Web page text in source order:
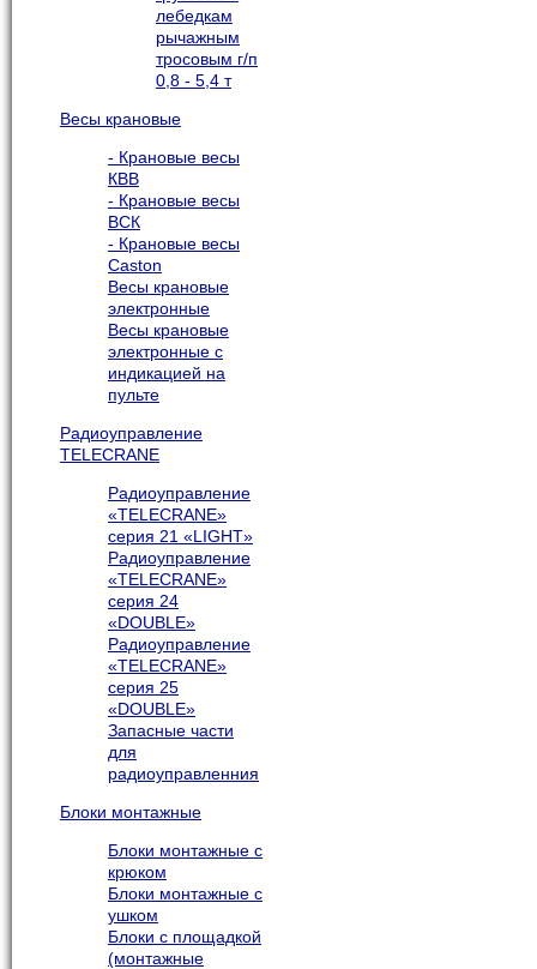
лебедкам
рычажным
тросовым г/п
0,8 - 5,4 т
Весы крановые
- Крановые весы
КВВ
- Крановые весы
ВСК
- Крановые весы
Caston
Весы крановые
электронные
Весы крановые
электронные с
индикацией на
пульте
Радиоуправление
TELECRANE
Радиоуправление
«TELECRANE»
серия 21 «LIGHT»
Радиоуправление
«TELECRANE»
серия 24
«DOUBLE»
Радиоуправление
«TELECRANE»
серия 25
«DOUBLE»
Запасные части
для
радиоуправленния
Блоки монтажные
Блоки монтажные с
крюком
Блоки монтажные с
ушком
Блоки с площадкой
(монтажные